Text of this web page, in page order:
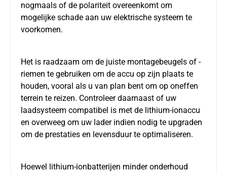
nogmaals of de polariteit overeenkomt om
mogelijke schade aan uw elektrische systeem te
voorkomen.
Het is raadzaam om de juiste montagebeugels of -
riemen te gebruiken om de accu op zijn plaats te
houden, vooral als u van plan bent om op oneffen
terrein te reizen. Controleer daarnaast of uw
laadsysteem compatibel is met de lithium-ionaccu
en overweeg om uw lader indien nodig te upgraden
om de prestaties en levensduur te optimaliseren.
Hoewel lithium-ionbatterijen minder onderhoud